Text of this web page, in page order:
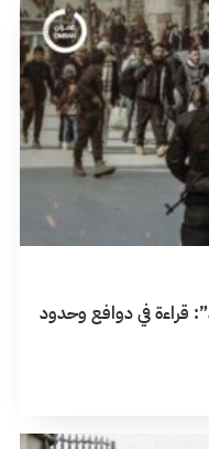
قراءة في دوافع وحدود